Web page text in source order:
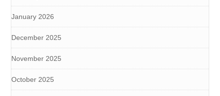
January 2026
December 2025
November 2025
October 2025